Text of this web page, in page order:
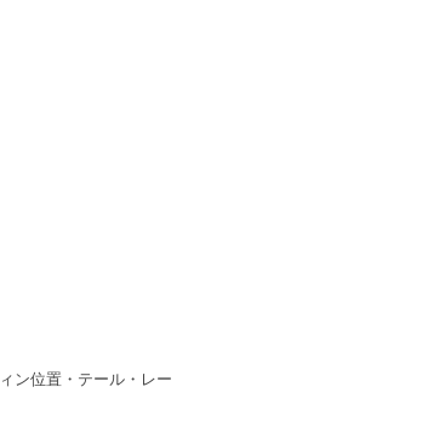
ン位置・テール・レー